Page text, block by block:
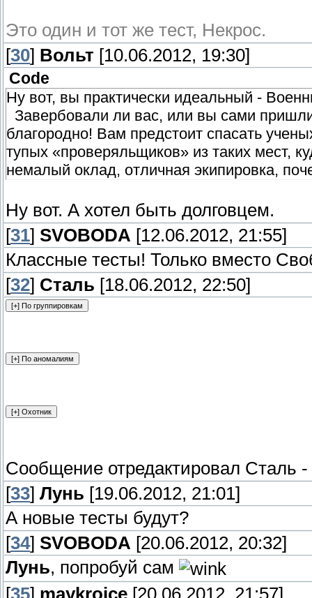
Это один и тот же тест, Некрос.
[30] Вольт [10.06.2012, 19:30]
Code
Ну вот, вы практически идеальный -
Завербовали ли вас, или вы сами
благородно! Вам предстоит спасать
тупых «проверяльщиков» из таких мест,
немалый оклад, отличная экипировка,
Ну вот. А хотел быть долговцем.
[31] SVOBODA [12.06.2012, 21:55]
Классные тесты! Только вместо
[32] Сталь [18.06.2012, 22:50]
Сообщение отредактировал Сталь -
[33] Лунь [19.06.2012, 21:01]
А новые тесты будут?
[34] SVOBODA [20.06.2012, 20:32]
Лунь, попробуй сам
[35] maykroice [20.06.2012, 21:57]